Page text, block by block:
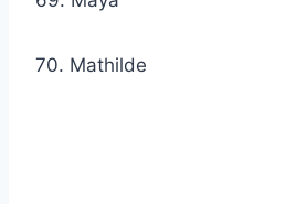
70. Mathilde